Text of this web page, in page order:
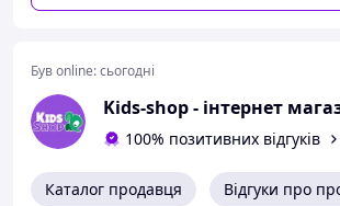
Був online:сьогодні
100% позитивних відгуків
Каталог продавця Відгуки про